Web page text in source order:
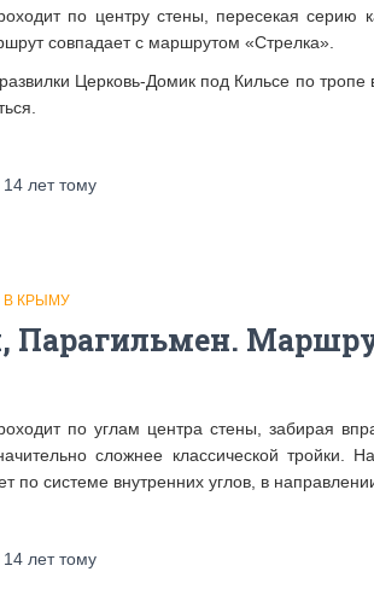
по центру стены, пересекая серию
совпадает с маршрутом «Стрелка».
Церковь-Домик под Кильсе по
14 леттому
КРЫМУ
по углам центра стены, забирая
сложнее классической тройки.
по системе внутренних углов, в
14 леттому